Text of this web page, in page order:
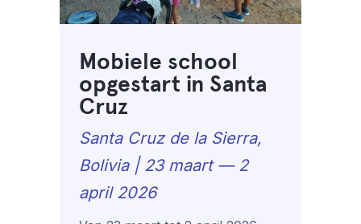
Mobiele school
opgestart in Santa
Cruz
Santa Cruz de la Sierra,
Bolivia | 23 maart — 2
april 2026